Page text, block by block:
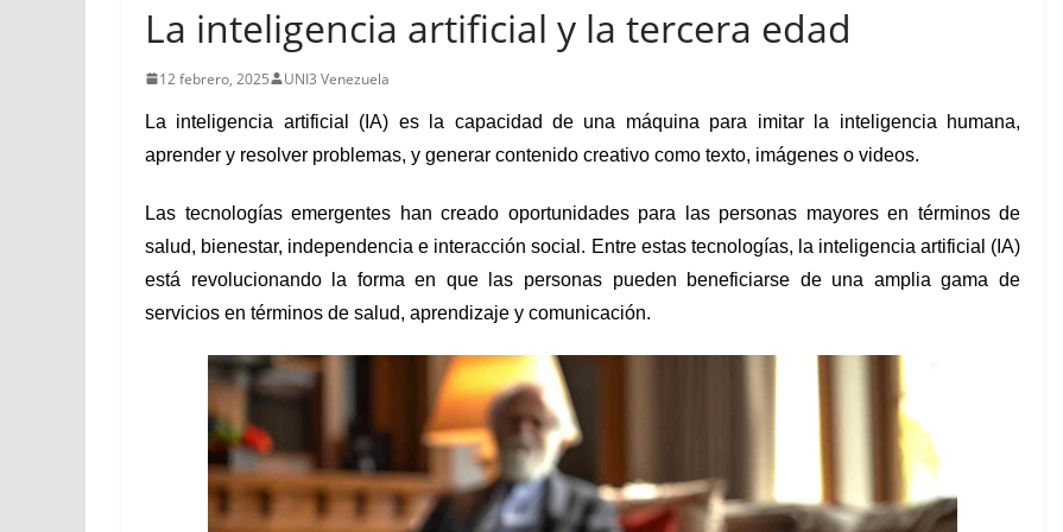
La inteligencia artificial y la tercera edad
12 febrero, 2025 UNI3 Venezuela
La inteligencia artificial (IA) es la capacidad de una máquina para imitar la inteligencia humana,
aprender y resolver problemas, y generar contenido creativo como texto, imágenes o videos.
Las tecnologías emergentes han creado oportunidades para las personas mayores en términos de
salud, bienestar, independencia e interacción social. Entre estas tecnologías, la inteligencia artificial (IA)
está revolucionando la forma en que las personas pueden beneficiarse de una amplia gama de
servicios en términos de salud, aprendizaje y comunicación.